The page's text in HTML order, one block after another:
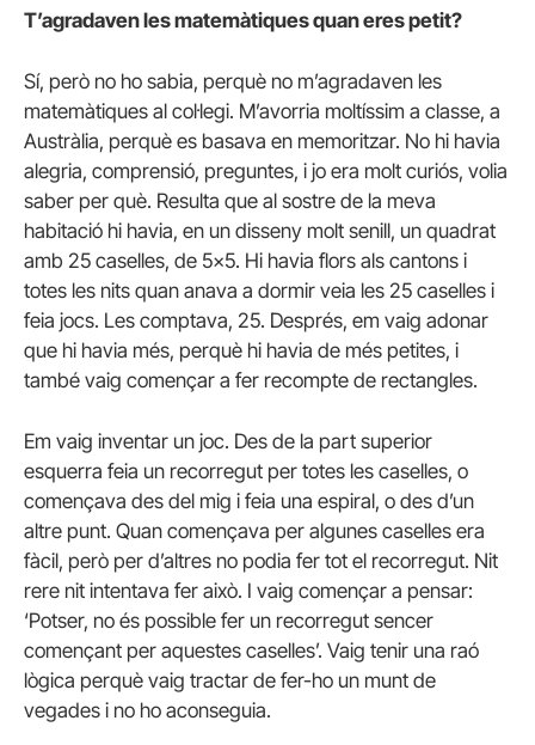
T’agradaven les matemàtiques quan eres petit?
Sí, però no ho sabia, perquè no m’agradaven les
matemàtiques al col·legi. M’avorria moltíssim a classe, a
Austràlia, perquè es basava en memoritzar. No hi havia
alegria, comprensió, preguntes, i jo era molt curiós, volia
saber per què. Resulta que al sostre de la meva
habitació hi havia, en un disseny molt senill, un quadrat
amb 25 caselles, de 5×5. Hi havia flors als cantons i
totes les nits quan anava a dormir veia les 25 caselles i
feia jocs. Les comptava, 25. Després, em vaig adonar
que hi havia més, perquè hi havia de més petites, i
també vaig començar a fer recompte de rectangles.
Em vaig inventar un joc. Des de la part superior
esquerra feia un recorregut per totes les caselles, o
començava des del mig i feia una espiral, o des d’un
altre punt. Quan començava per algunes caselles era
fàcil, però per d’altres no podia fer tot el recorregut. Nit
rere nit intentava fer això. I vaig començar a pensar:
‘Potser, no és possible fer un recorregut sencer
començant per aquestes caselles’. Vaig tenir una raó
lògica perquè vaig tractar de fer-ho un munt de
vegades i no ho aconseguia.